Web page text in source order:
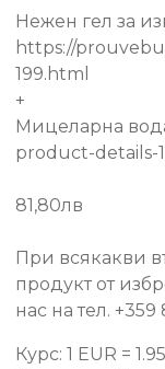
Нежен гел за
https://
199.html
+
Мицеларна
product-details-
81,80лв
При всякакви
продукт от
нас на тел.
Курс: 1 EUR =